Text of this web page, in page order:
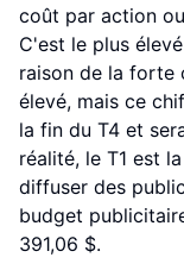
coût par action
C'est le plus
raison de la forte
élevé, mais ce
la fin du T4 et
réalité, le T1 est
diffuser des
budget
391,06 $.